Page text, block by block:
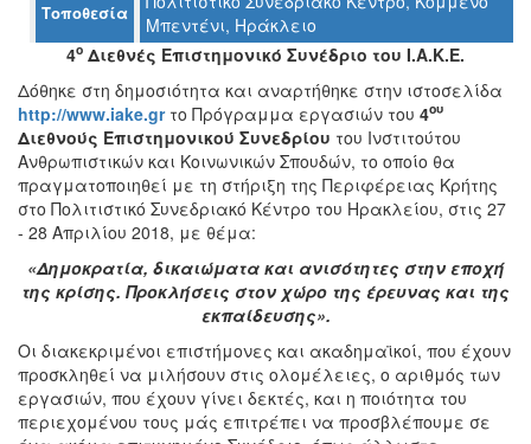
ΜΑΣ
ΔΗΜΟΣ
ΠΟΛΙΤΙΣΜΟΣ
ΑΝΘΕΚΤΙΚΗ
ΠΟΛΗ
Τοποθεσία
Μπεντένι, Ηράκλειο
4ο Διεθνές Επιστημονικό Συνέδριο του Ι.Α.Κ.Ε.
Δόθηκε στη δημοσιότητα και αναρτήθηκε στην ιστοσελίδα
http://www.iake.grτο Πρόγραμμα εργασιών του 4ου
Διεθνούς Επιστημονικού Συνεδρίου του Ινστιτούτου
Ανθρωπιστικών και Κοινωνικών Σπουδών, το οποίο θα
πραγματοποιηθεί με τη στήριξη της Περιφέρειας Κρήτης
στο Πολιτιστικό Συνεδριακό Κέντρο του Ηρακλείου, στις 27
- 28 Απριλίου 2018, με θέμα:
«Δημοκρατία, δικαιώματα και ανισότητες στην εποχή
της κρίσης. Προκλήσεις στον χώρο της έρευνας και της
εκπαίδευσης».
Οι διακεκριμένοι επιστήμονες και ακαδημαϊκοί, που έχουν
προσκληθεί να μιλήσουν στις ολομέλειες, ο αριθμός των
εργασιών, που έχουν γίνει δεκτές, και η ποιότητα του
περιεχομένου τους μάς επιτρέπει να προσβλέπουμε σε